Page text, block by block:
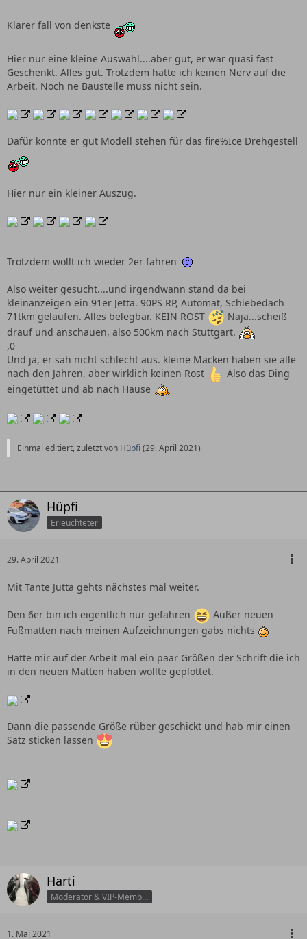
Klarer fall von denkste
Hier nur eine kleine Auswahl....aber gut, er war quasi fast
Geschenkt. Alles gut. Trotzdem hatte ich keinen Nerv auf die
Arbeit. Noch ne Baustelle muss nicht sein.
Dafür konnte er gut Modell stehen für das fire%Ice Drehgestell
Hier nur ein kleiner Auszug.
Trotzdem wollt ich wieder 2er fahren
Also weiter gesucht....und irgendwann stand da bei
kleinanzeigen ein 91er Jetta. 90PS RP, Automat, Schiebedach
71tkm gelaufen. Alles belegbar. KEIN ROST
Naja...scheiß
drauf und anschauen, also 500km nach Stuttgart.
,0
Und ja, er sah nicht schlecht aus. kleine Macken haben sie alle
nach den Jahren, aber wirklich keinen Rost
Also das Ding
eingetüttet und ab nach Hause
Einmal editiert, zuletzt von Hüpfi(29. April 2021)
Hüpfi
Erleuchteter
29. April 2021
Mit Tante Jutta gehts nächstes mal weiter.
Den 6er bin ich eigentlich nur gefahren
Außer neuen
Fußmatten nach meinen Aufzeichnungen gabs nichts
Hatte mir auf der Arbeit mal ein paar Größen der Schrift die ich
in den neuen Matten haben wollte geplottet.
Dann die passende Größe rüber geschickt und hab mir einen
Satz sticken lassen
Harti
Moderator & VIP-Member
1. Mai 2021